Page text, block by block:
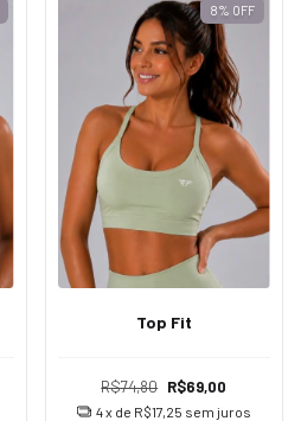
8% OFF
Top Fit
R$74,80 R$69,00
4x de R$17,25 sem juros